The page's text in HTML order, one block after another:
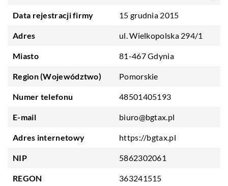
Data rejestracji firmy 15 grudnia 2015
Adres ul. Wielkopolska 294/1
Miasto 81-467 Gdynia
Region (Województwo) Pomorskie
Numer telefonu 48501405193
E-mail biuro@bgtax.pl
Adres internetowy https://bgtax.pl
NIP 5862302061
REGON 363241515